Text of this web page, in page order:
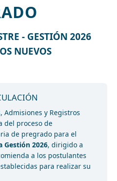
- GESTIÓN 2026
NUEVOS
Admisiones y Registros
del proceso de
de pregrado para el
Gestión 2026, dirigido a
a los postulantes
para realizar su